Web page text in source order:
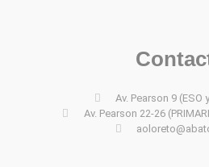
Av. Pearson 9 (ESO
Av. Pearson 22-26